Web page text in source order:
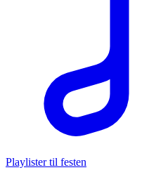
Playlister til festen